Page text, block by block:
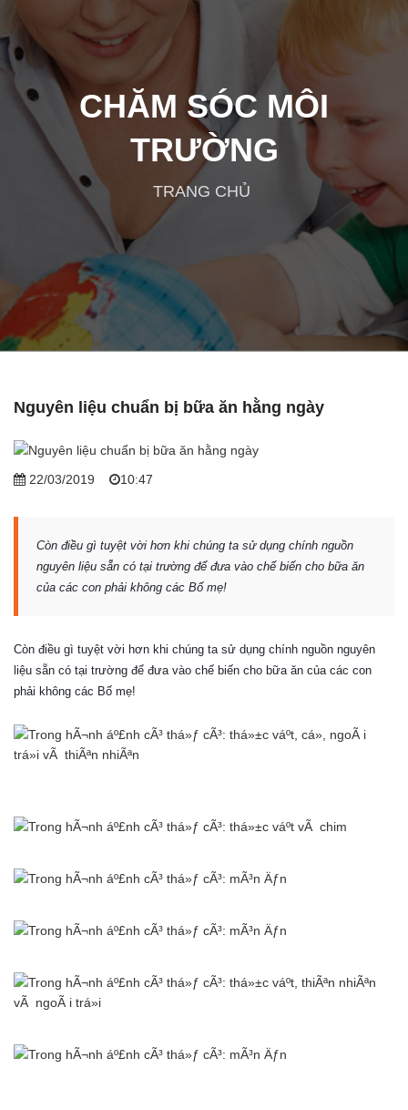
CHĂM SÓC MÔI
TRƯỜNG
TRANG CHỦ
Nguyên liệu chuẩn bị bữa ăn hằng ngày
22/03/2019 10:47
Còn điều gì tuyệt vời hơn khi chúng ta sử dụng chính nguồn
nguyên liệu sẵn có tại trường để đưa vào chế biến cho bữa ăn
của các con phải không các Bố mẹ!
Còn điều gì tuyệt vời hơn khi chúng ta sử dụng chính nguồn nguyên
liệu sẵn có tại trường để đưa vào chế biến cho bữa ăn của các con
phải không các Bố mẹ!